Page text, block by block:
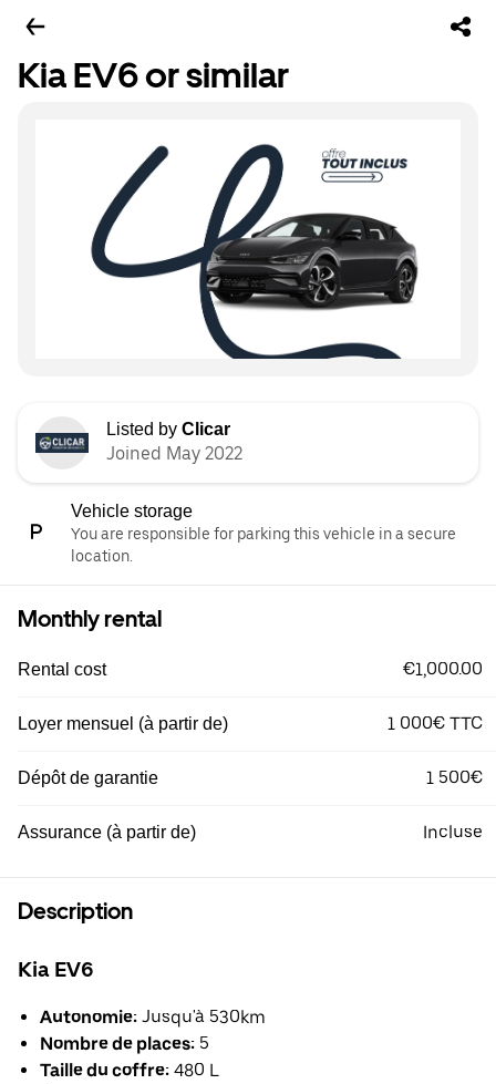
Kia EV6 or similar
Listed by Clicar
Joined May 2022
Vehicle storage
You are responsible for parking this vehicle in a secure
location.
Monthly rental
Rental cost €1,000.00
Loyer mensuel (à partir de) 1 000€ TTC
Dépôt de garantie 1 500€
Assurance (à partir de) Incluse
Description
Kia EV6
Autonomie: Jusqu'à 530km
Nombre de places: 5
Taille du coffre: 480 L